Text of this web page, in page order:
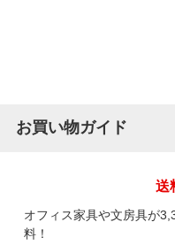
お買い物ガイド
送
オフィス家具や文房具が
料！